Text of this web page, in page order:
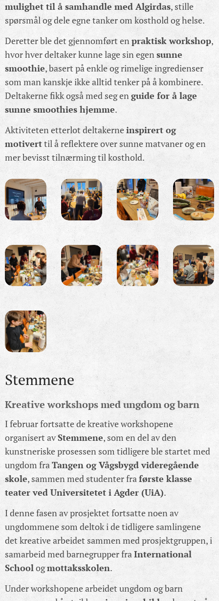
mulighet til å samhandle med Algirdas, stille
spørsmål og dele egne tanker om kosthold og helse.
Deretter ble det gjennomført enpraktisk workshop,
hvor hver deltaker kunne lage sin egensunne
smoothie, basert på enkle og rimelige ingredienser
som man kanskje ikke alltid tenker på å kombinere.
Deltakerne fikk også med seg enguide for å lage
sunne smoothies hjemme.
Aktiviteten etterlot deltakerneinspirert og
motiverttil å reflektere over sunne matvaner og en
mer bevisst tilnærming til kosthold.
Stemmene
Kreative workshops med ungdom og barn
I februar fortsatte de kreative workshopene
organisert avStemmene, som en del av den
kunstneriske prosessen som tidligere ble startet med
ungdom fraTangen og Vågsbygd videregående
skole, sammen med studenter fra første klasse
teater ved Universitetet i Agder (UiA).
I denne fasen av prosjektet fortsatte noen av
ungdommene som deltok i de tidligere samlingene
det kreative arbeidet sammen med prosjektgruppen, i
samarbeid med barnegrupper fraInternational
School ogmottaksskolen.
Under workshopene arbeidet ungdom og barn